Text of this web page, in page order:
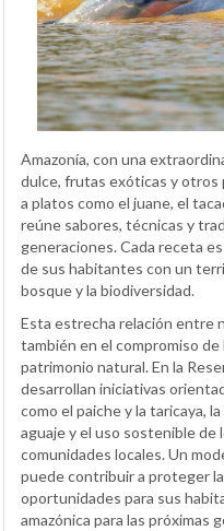
Amazonía, con una
dulce, frutas exóticas y
a platos como el juane, el
reúne sabores, técnicas y
generaciones. Cada receta
de sus habitantes con un
bosque y la biodiversidad.
Esta estrecha relación entre
también en el compromiso
patrimonio natural. En la
desarrollan iniciativas
como el paiche y la taricaya,
aguaje y el uso sostenible de
comunidades locales. Un
puede contribuir a proteger
oportunidades para sus
amazónica para las próximas